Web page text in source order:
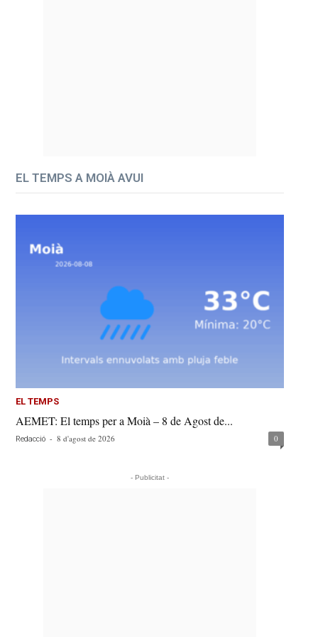
EL TEMPS A MOIÀ AVUI
EL TEMPS
AEMET: El temps per a Moià – 8 de Agost de...
Redacció - 8 d'agost de 2026 0
- Publicitat -